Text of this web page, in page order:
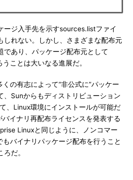
ジ入手先を示すsources.listファイ
しれない。しかし、さまざまな配布元
であり、パッケージ配布元として
ことは大いなる進展だ。
の有志によって“非公式に”パッケー
、Sunからもディストリビューション
、Linux環境にインストールが可能だ
イナリ再配布ライセンスを発表する
Linuxと同じように、ノンコマー
バイナリパッケージ配布を行うこと
だ。